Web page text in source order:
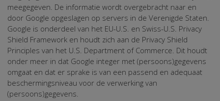
meegegeven. De informatie wordt overgebracht naar en
door Google opgeslagen op servers in de Verenigde Staten.
Google is onderdeel van het EU-U.S. en Swiss-U.S. Privacy
Shield Framework en houdt zich aan de Privacy Shield
Principles van het U.S. Department of Commerce. Dit houdt
onder meer in dat Google integer met (persoons)gegevens
omgaat en dat er sprake is van een passend en adequaat
beschermingsniveau voor de verwerking van
(persoons)gegevens.